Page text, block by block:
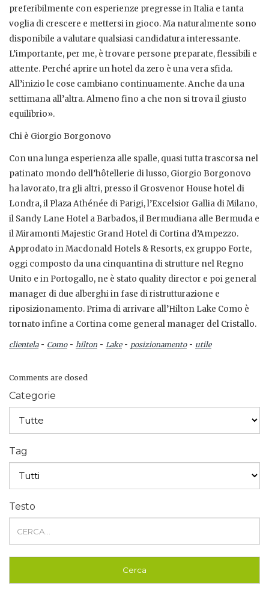
preferibilmente con esperienze pregresse in Italia e tanta
voglia di crescere e mettersi in gioco. Ma naturalmente sono
disponibile a valutare qualsiasi candidatura interessante.
L’importante, per me, è trovare persone preparate, flessibili e
attente. Perché aprire un hotel da zero è una vera sfida.
All’inizio le cose cambiano continuamente. Anche da una
settimana all’altra. Almeno fino a che non si trova il giusto
equilibrio».
Chi è Giorgio Borgonovo
Con una lunga esperienza alle spalle, quasi tutta trascorsa nel
patinato mondo dell’hôtellerie di lusso, Giorgio Borgonovo
ha lavorato, tra gli altri, presso il Grosvenor House hotel di
Londra, il Plaza Athénée di Parigi, l’Excelsior Gallia di Milano,
il Sandy Lane Hotel a Barbados, il Bermudiana alle Bermuda e
il Miramonti Majestic Grand Hotel di Cortina d’Ampezzo.
Approdato in Macdonald Hotels & Resorts, ex gruppo Forte,
oggi composto da una cinquantina di strutture nel Regno
Unito e in Portogallo, ne è stato quality director e poi general
manager di due alberghi in fase di ristrutturazione e
riposizionamento. Prima di arrivare all’Hilton Lake Como è
tornato infine a Cortina come general manager del Cristallo.
clientela- Como- hilton - Lake- posizionamento- utile
Comments are closed
Categorie
Tag
Testo